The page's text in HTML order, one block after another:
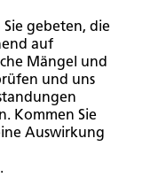
gebeten, die
auf
Mängel und
und uns
Kommen Sie
Auswirkung